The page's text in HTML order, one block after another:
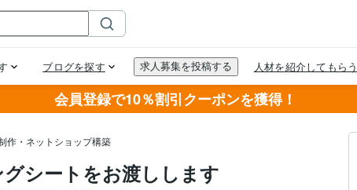
会員登録で10％割引クーポンを獲得！
作・ネットショップ構築
シートをお渡しします